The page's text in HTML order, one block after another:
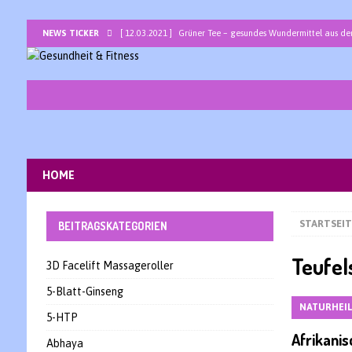
NEWS TICKER [ 12.03.2021 ] Grüner Tee – gesundes Wundermittel aus
[ 05.03.2021 ]
[ 19.02.2021 ] Traubenkernöl -Jungbrunnen für Haut und
Lapacho – die heilsame peruanische
[ 29.01.2021 ] Bor – Spurenelement als Wunderwaffe
HOME
BEITRAGSKATEGORIEN
3D Facelift Massageroller
5-Blatt-Ginseng
5-HTP
Abhaya